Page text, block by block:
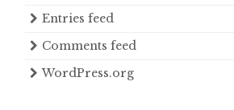
Entries feed
Comments feed
WordPress.org